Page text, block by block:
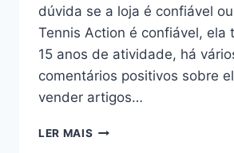
dúvida se a loja é confiável
Tennis Action é confiável, ela
15 anos de atividade, há
comentários positivos sobre
vender artigos…
LER MAIS